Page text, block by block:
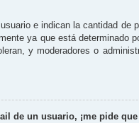
e indican la cantidad
ya que está
y moderadores o
de un usuario, ¡me pide